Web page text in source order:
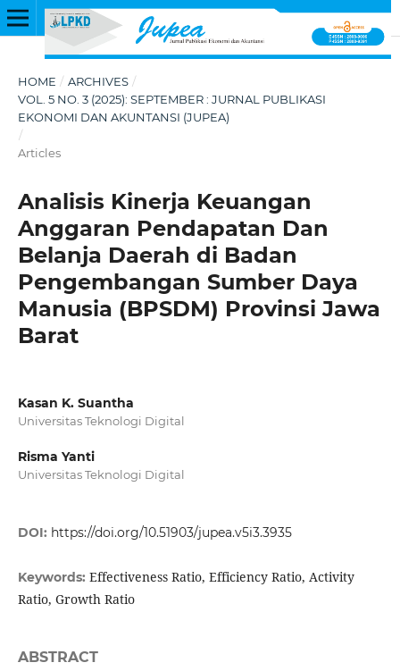
HOME / ARCHIVES /
VOL. 5 NO. 3 (2025): SEPTEMBER : JURNAL PUBLIKASI
EKONOMI DAN AKUNTANSI (JUPEA)
/
Articles
Analisis Kinerja Keuangan
Anggaran Pendapatan Dan
Belanja Daerah di Badan
Pengembangan Sumber Daya
Manusia (BPSDM) Provinsi Jawa
Barat
Kasan K. Suantha
Universitas Teknologi Digital
Risma Yanti
Universitas Teknologi Digital
DOI: https://doi.org/10.51903/jupea.v5i3.3935
Keywords: Effectiveness Ratio, Efficiency Ratio, Activity
Ratio, Growth Ratio
ABSTRACT